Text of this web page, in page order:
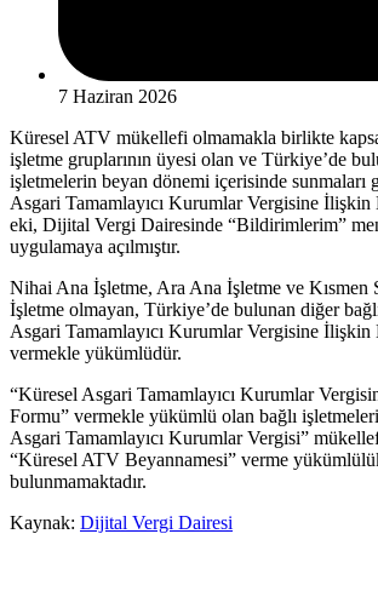
7 Haziran 2026
Küresel ATV mükellefi olmamakla birlikte
işletme gruplarının üyesi olan ve Türkiye’de
işletmelerin beyan dönemi içerisinde sunmaları
Asgari Tamamlayıcı Kurumlar Vergisine
eki, Dijital Vergi Dairesinde “Bildirimlerim”
uygulamaya açılmıştır.
Nihai Ana İşletme, Ara Ana İşletme ve Kısmen
İşletme olmayan, Türkiye’de bulunan diğer
Asgari Tamamlayıcı Kurumlar Vergisine
vermekle yükümlüdür.
“Küresel Asgari Tamamlayıcı Kurumlar
Formu” vermekle yükümlü olan bağlı
Asgari Tamamlayıcı Kurumlar Vergisi”
“Küresel ATV Beyannamesi” verme
bulunmamaktadır.
Kaynak: Dijital Vergi Dairesi